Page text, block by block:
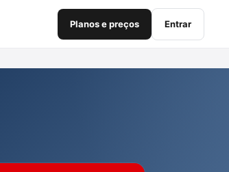
Planos e preços Entrar